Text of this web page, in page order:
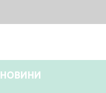
НОВИНИ